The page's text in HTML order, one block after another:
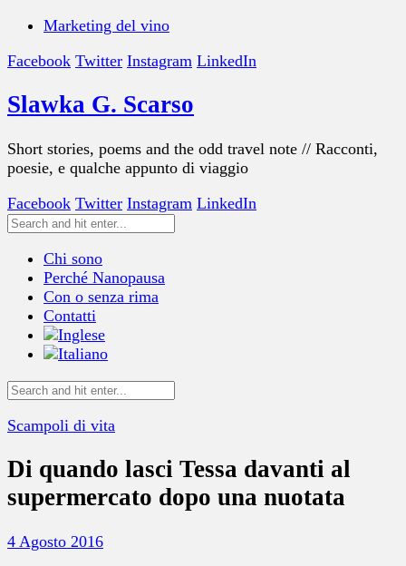
Marketing del vino
Facebook Twitter Instagram LinkedIn
Slawka G. Scarso
Short stories, poems and the odd travel note // Racconti,
poesie, e qualche appunto di viaggio
Facebook Twitter Instagram LinkedIn
Chi sono
Perché Nanopausa
Con o senza rima
Contatti
Scampoli di vita
Di quando lasci Tessa davanti al
supermercato dopo una nuotata
4 Agosto 2016